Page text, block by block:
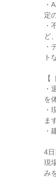
・
定
・
ど
・
ト
【
・
を
・
ま
・
4日
現
み